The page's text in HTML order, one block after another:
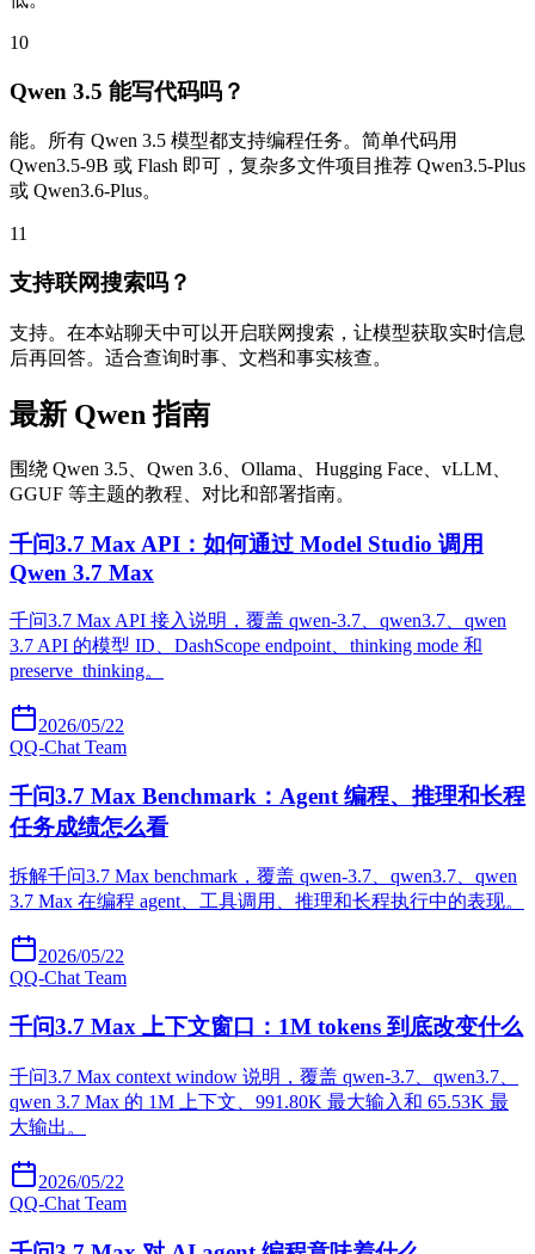
10
Qwen 3.5 能写代码吗？
能。所有 Qwen 3.5 模型都支持编程任务。简单代码用
Qwen3.5-9B 或 Flash 即可，复杂多文件项目推荐 Qwen3.5-Plus
或 Qwen3.6-Plus。
11
支持联网搜索吗？
支持。在本站聊天中可以开启联网搜索，让模型获取实时信息
后再回答。适合查询时事、文档和事实核查。
最新 Qwen 指南
围绕 Qwen 3.5、Qwen 3.6、Ollama、Hugging Face、vLLM、
GGUF 等主题的教程、对比和部署指南。
千问3.7 Max API：如何通过 Model Studio 调用
Qwen 3.7 Max
千问3.7 Max API 接入说明，覆盖 qwen-3.7、qwen3.7、qwen
3.7 API 的模型 ID、DashScope endpoint、thinking mode 和
preserve_thinking。
2026/05/22
QQ-Chat Team
千问3.7 Max Benchmark：Agent 编程、推理和长程
任务成绩怎么看
拆解千问3.7 Max benchmark，覆盖 qwen-3.7、qwen3.7、qwen
3.7 Max 在编程 agent、工具调用、推理和长程执行中的表现。
2026/05/22
QQ-Chat Team
千问3.7 Max 上下文窗口：1M tokens 到底改变什么
千问3.7 Max context window 说明，覆盖 qwen-3.7、qwen3.7、
qwen 3.7 Max 的 1M 上下文、991.80K 最大输入和 65.53K 最
大输出。
2026/05/22
QQ-Chat Team